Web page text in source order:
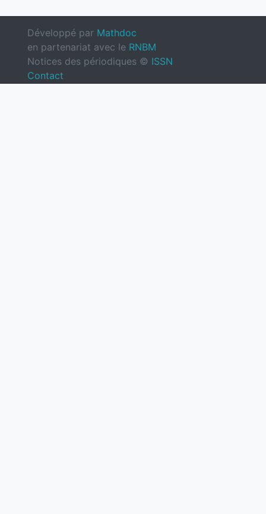
Développé par Mathdoc
en partenariat avec le RNBM
Notices des périodiques © ISSN
Contact